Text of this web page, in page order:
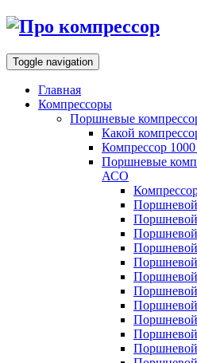
Toggle navigation
Главная
Компрессоры
Поршневые
Какой
Компрессор
Поршневые
АСО
Поршневой
Поршневой